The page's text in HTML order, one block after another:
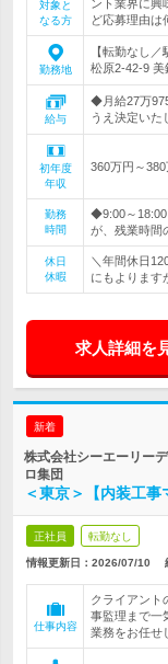
対象と
なる方
ント業界に興
ど応募理由は
勤務地
【転勤なし
松原2-42-9 美
給与
◆月給27万
うえ決定い
初年度
年収
360万円～380
勤務
時間
◆9:00～
が、残業時間
休日
休暇
＼年間休日
にもよります
求人詳細を
新着
株式会社シーエーリー
ロ集団
＜東京＞【内装工
正社員 転勤なし
情報更新日：2026/07/10
仕事内容
クライアント
事監理まで一
業務をお任せ